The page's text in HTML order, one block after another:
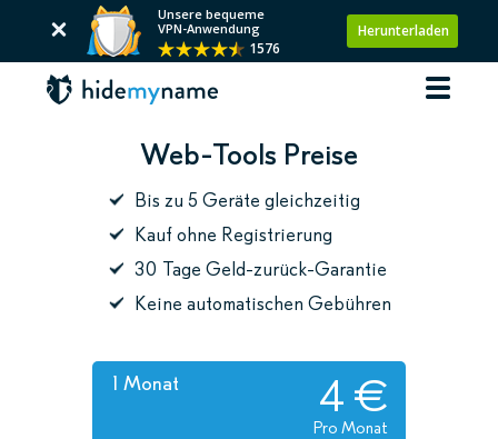
Unsere bequeme
VPN-Anwendung
1576
Herunterladen
Web-Tools Preise
Bis zu 5 Geräte gleichzeitig
Kauf ohne Registrierung
30 Tage Geld-zurück-Garantie
Keine automatischen Gebühren
1 Monat 4 €
Pro Monat